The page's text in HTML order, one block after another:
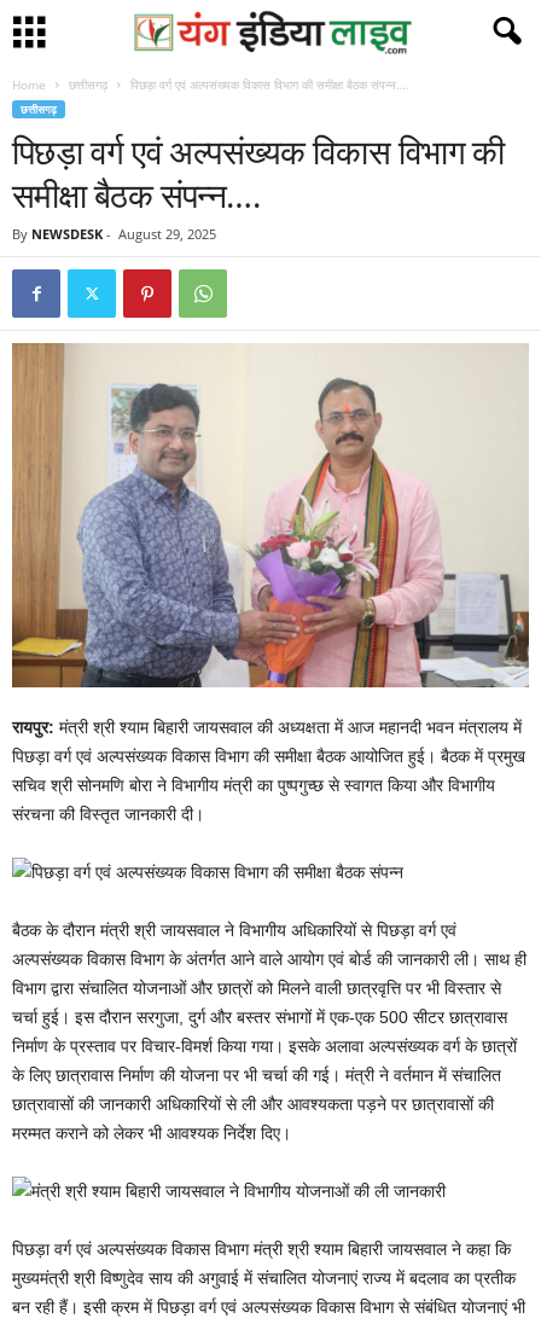
Home छत्तीसगढ़ पिछड़ा वर्ग एवं अल्पसंख्यक विकास विभाग की समीक्षा बैठक संपन्न….
छत्तीसगढ़
पिछड़ा वर्ग एवं अल्पसंख्यक विकास विभाग की
समीक्षा बैठक संपन्न….
By NEWSDESK - August 29, 2025
रायपुर: मंत्री श्री श्याम बिहारी जायसवाल की अध्यक्षता में आज महानदी भवन मंत्रालय में
पिछड़ा वर्ग एवं अल्पसंख्यक विकास विभाग की समीक्षा बैठक आयोजित हुई। बैठक में प्रमुख
सचिव श्री सोनमणि बोरा ने विभागीय मंत्री का पुष्पगुच्छ से स्वागत किया और विभागीय
संरचना की विस्तृत जानकारी दी।
बैठक के दौरान मंत्री श्री जायसवाल ने विभागीय अधिकारियों से पिछड़ा वर्ग एवं
अल्पसंख्यक विकास विभाग के अंतर्गत आने वाले आयोग एवं बोर्ड की जानकारी ली। साथ ही
विभाग द्वारा संचालित योजनाओं और छात्रों को मिलने वाली छात्रवृत्ति पर भी विस्तार से
चर्चा हुई। इस दौरान सरगुजा, दुर्ग और बस्तर संभागों में एक-एक 500 सीटर छात्रावास
निर्माण के प्रस्ताव पर विचार-विमर्श किया गया। इसके अलावा अल्पसंख्यक वर्ग के छात्रों
के लिए छात्रावास निर्माण की योजना पर भी चर्चा की गई। मंत्री ने वर्तमान में संचालित
छात्रावासों की जानकारी अधिकारियों से ली और आवश्यकता पड़ने पर छात्रावासों की
मरम्मत कराने को लेकर भी आवश्यक निर्देश दिए।
पिछड़ा वर्ग एवं अल्पसंख्यक विकास विभाग मंत्री श्री श्याम बिहारी जायसवाल ने कहा कि
मुख्यमंत्री श्री विष्णुदेव साय की अगुवाई में संचालित योजनाएं राज्य में बदलाव का प्रतीक
बन रही हैं। इसी क्रम में पिछड़ा वर्ग एवं अल्पसंख्यक विकास विभाग से संबंधित योजनाएं भी